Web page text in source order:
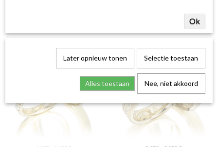
Ok
Later opnieuw tonen Selectie toestaan
Alles toestaan Nee, niet akkoord